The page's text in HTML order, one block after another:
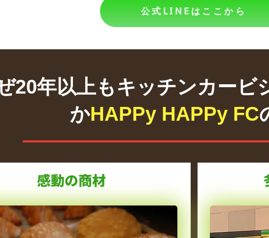
公式LINEはここから
20年以上もキッチンカービ
かHAPPy HAPPy FC
感動の商材